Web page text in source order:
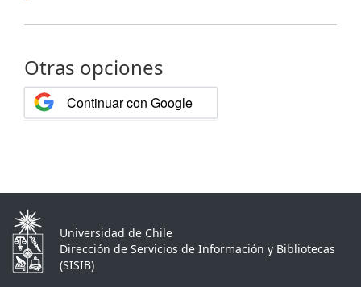
Otras opciones
Continuar con Google
Universidad de Chile
Dirección de Servicios de Información y Bibliotecas
(SISIB)